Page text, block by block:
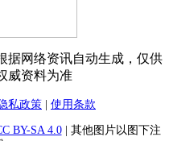
据网络资讯自动生成，仅供
威资料为准
私政策 使用条款
BY-SA 4.0| 其他图片以图下注